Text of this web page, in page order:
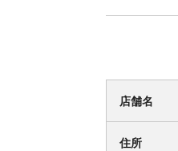
店舗名
住所